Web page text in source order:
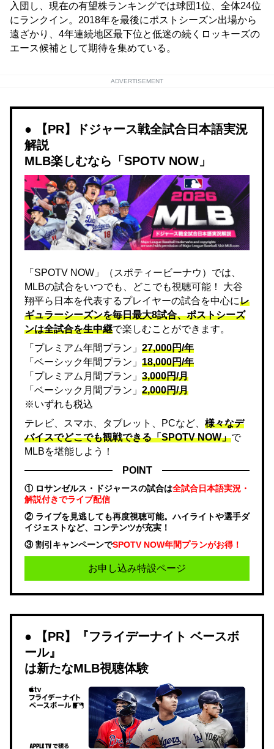
入団し、現在の有望株ランキングでは球団1位、全体24位
にランクイン。2018年を最後にポストシーズン出場から
遠ざかり、4年連続地区最下位と低迷の続くロッキーズの
エース候補として期待を集めている。
ADVERTISEMENT
【PR】ドジャース戦全試合日本語実況
解説
MLB楽しむなら「SPOTV NOW」
「SPOTV NOW」（スポティービーナウ）では、
MLBの試合をいつでも、どこでも視聴可能！ 大谷
翔平ら日本を代表するプレイヤーの試合を中心にレ
ギュラーシーズンを毎日最大8試合、ポストシーズ
ンは全試合を生中継で楽しむことができます。
「プレミアム年間プラン」 27,000円/年
「ベーシック年間プラン」 18,000円/年
「プレミアム月間プラン」 3,000円/月
「ベーシック月間プラン」 2,000円/月
※いずれも税込
テレビ、スマホ、タブレット、PCなど、 様々なデ
バイスでどこでも観戦できる「SPOTV NOW」で
MLBを堪能しよう！
POINT
① ロサンゼルス・ドジャースの試合は全試合日本語実況・
解説付きでライブ配信
② ライブを見逃しても再度視聴可能。ハイライトや選手ダ
イジェストなど、コンテンツが充実！
③ 割引キャンペーンでSPOTV NOW年間プランがお得！
お申し込み特設ページ
【PR】『フライデーナイト ベースボ
ール』
は新たなMLB視聴体験